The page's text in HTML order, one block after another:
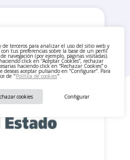
terceros para analizar el uso del sitio web y
tus preferencias sobre la base de un perfil
navegación (por ejemplo, páginas visitadas).
click en “Aceptar Cookies”, rechazar
haciendo click en “Rechazar Cookies” o
aceptar pulsando en “Configurar”. Para
de "Política de cookies".
Configurar
cookies